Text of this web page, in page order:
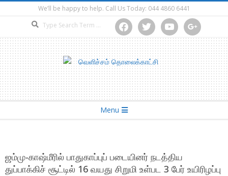
to
We’ll be happy to help. Call Us Today: 044 4860 6441
facebooktwitter youtube google
Menu
ஜம்மு-காஷ்மீரில் பாதுகாப்புப் படையினர் நடத்திய
துப்பாக்கிச் சூட்டில் 16 வயது சிறுமி உள்பட 3 பேர் உயிரிழப்பு